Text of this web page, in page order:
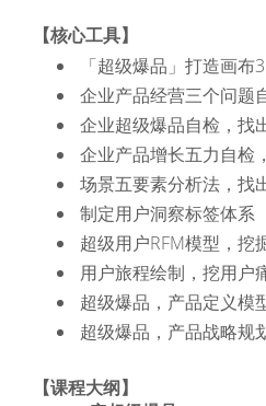
【核心工具】
「超级爆品」打造画布
企业产品经营三个问题
企业超级爆品自检，找
企业产品增长五力自检
场景五要素分析法，找
制定用户洞察标签体系
超级用户RFM模型，挖
用户旅程绘制，挖用户
超级爆品，产品定义模
超级爆品，产品战略规
【课程大纲】